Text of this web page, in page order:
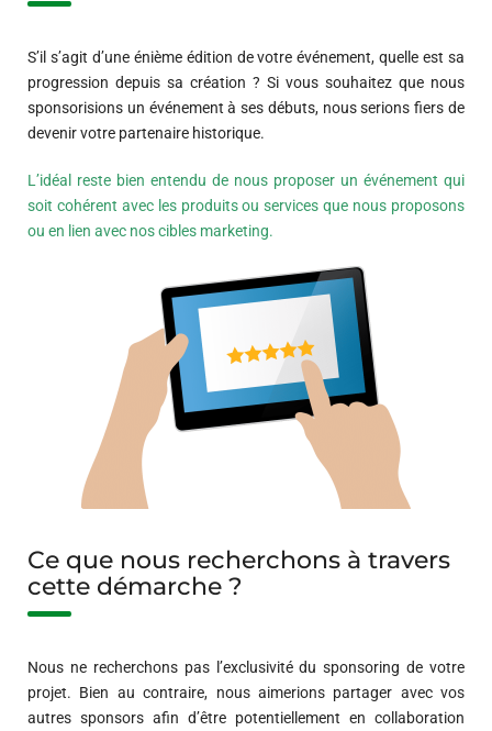
S’il s’agit d’une énième édition de votre événement, quelle est sa
progression depuis sa création ? Si vous souhaitez que nous
sponsorisions un événement à ses débuts, nous serions fiers de
devenir votre partenaire historique.
L’idéal reste bien entendu de nous proposer un événement qui
soit cohérent avec les produits ou services que nous proposons
ou en lien avec nos cibles marketing.
Ce que nous recherchons à travers
cette démarche ?
Nous ne recherchons pas l’exclusivité du sponsoring de votre
projet. Bien au contraire, nous aimerions partager avec vos
autres sponsors afin d’être potentiellement en collaboration